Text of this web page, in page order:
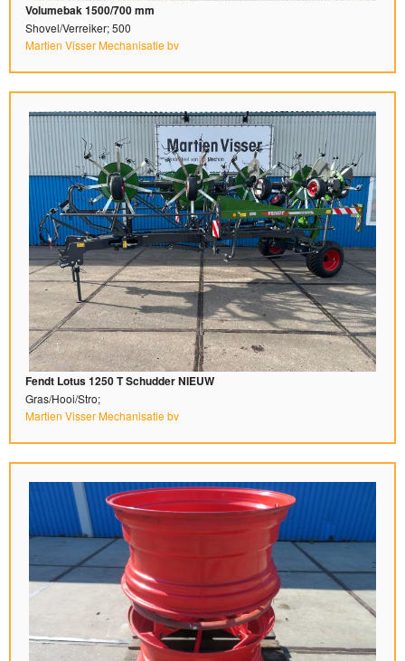
Volumebak 1500/700 mm
Shovel/Verreiker; 500
Martien Visser Mechanisatie bv
Fendt Lotus 1250 T Schudder NIEUW
Gras/Hooi/Stro;
Martien Visser Mechanisatie bv